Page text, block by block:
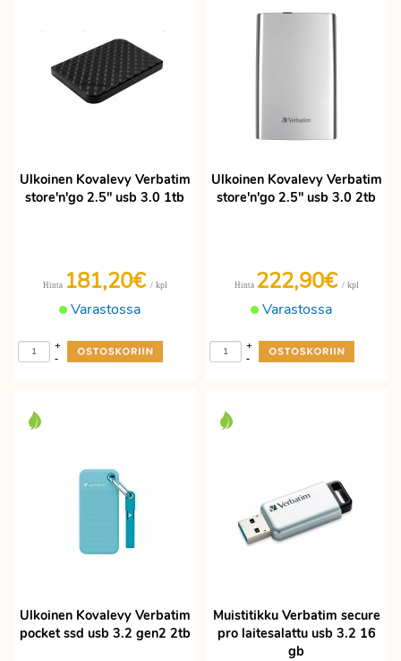
Ulkoinen Kovalevy Verbatim
store'n'go 2.5" usb 3.0 1tb
Varastossa
Hinta 181,20€ / kpl
-
+
Ulkoinen Kovalevy Verbatim
store'n'go 2.5" usb 3.0 2tb
Varastossa
Hinta 222,90€ / kpl
-
+
Ulkoinen Kovalevy Verbatim
pocket ssd usb 3.2 gen2 2tb
Muistitikku Verbatim secure
pro laitesalattu usb 3.2 16
gb